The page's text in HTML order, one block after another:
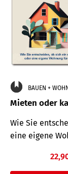
BAUEN +
Mieten oder
Wie Sie
eine eigene